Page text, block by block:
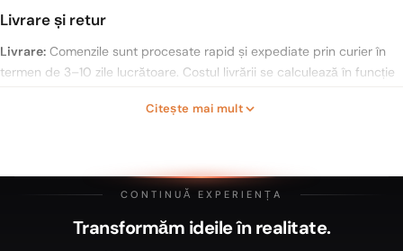
Livrare și retur
Livrare: Comenzile sunt procesate rapid și expediate prin curier în
termen de 3–10 zile lucrătoare. Costul livrării se calculează în funcție
confirmarea finală a comenzii.Citește mai mult
CONTINUĂ EXPERIENȚA
Transformăm ideile în realitate.